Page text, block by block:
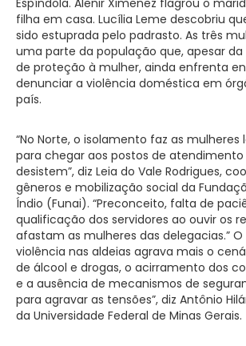
filha em casa. Lucília Leme descobriu
sido estuprada pelo padrasto. As três
uma parte da população que, apesar da
de proteção à mulher, ainda enfrenta
denunciar a violência doméstica em
país.
“No Norte, o isolamento faz as mulheres
para chegar aos postos de
desistem”, diz Leia do Vale Rodrigues,
gêneros e mobilização social da
Índio (Funai). “Preconceito, falta de
qualificação dos servidores ao ouvir os
afastam as mulheres das delegacias.”
violência nas aldeias agrava mais o
de álcool e drogas, o acirramento dos
e a ausência de mecanismos de
para agravar as tensões”, diz Antônio
da Universidade Federal de Minas Gerais.